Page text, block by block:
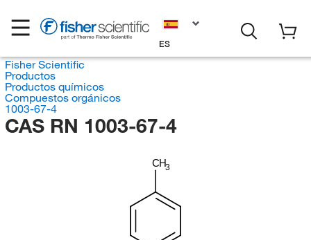
ES
Fisher Scientific
Productos
Productos químicos
Compuestos orgánicos
1003-67-4
CAS RN 1003-67-4
CH3